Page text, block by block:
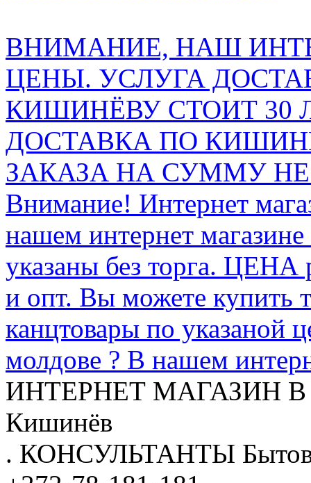
ВНИМАНИЕ, НАШ
ЦЕНЫ. УСЛУГА
КИШИНЁВУ СТОИТ 30
ДОСТАВКА ПО
ЗАКАЗА НА СУММУ НЕ
Внимание! Интернет
нашем интернет
указаны без торга.
и опт. Вы можете купить
канцтовары по указаной
молдове ? В нашем
ИНТЕРНЕТ МАГАЗИН
Кишинёв
. КОНСУЛЬТАНТЫ